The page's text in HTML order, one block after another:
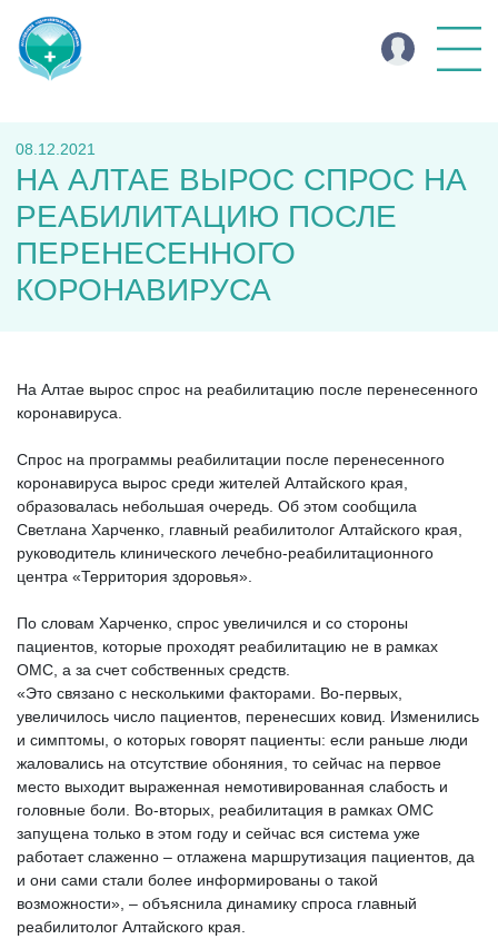
08.12.2021
НА АЛТАЕ ВЫРОС СПРОС НА
РЕАБИЛИТАЦИЮ ПОСЛЕ
ПЕРЕНЕСЕННОГО
КОРОНАВИРУСА
На Алтае вырос спрос на реабилитацию после перенесенного
коронавируса.
Спрос на программы реабилитации после перенесенного
коронавируса вырос среди жителей Алтайского края,
образовалась небольшая очередь. Об этом сообщила
Светлана Харченко, главный реабилитолог Алтайского края,
руководитель клинического лечебно-реабилитационного
центра «Территория здоровья».
По словам Харченко, спрос увеличился и со стороны
пациентов, которые проходят реабилитацию не в рамках
ОМС, а за счет собственных средств.
«Это связано с несколькими факторами. Во-первых,
увеличилось число пациентов, перенесших ковид. Изменились
и симптомы, о которых говорят пациенты: если раньше люди
жаловались на отсутствие обоняния, то сейчас на первое
место выходит выраженная немотивированная слабость и
головные боли. Во-вторых, реабилитация в рамках ОМС
запущена только в этом году и сейчас вся система уже
работает слаженно – отлажена маршрутизация пациентов, да
и они сами стали более информированы о такой
возможности», – объяснила динамику спроса главный
реабилитолог Алтайского края.